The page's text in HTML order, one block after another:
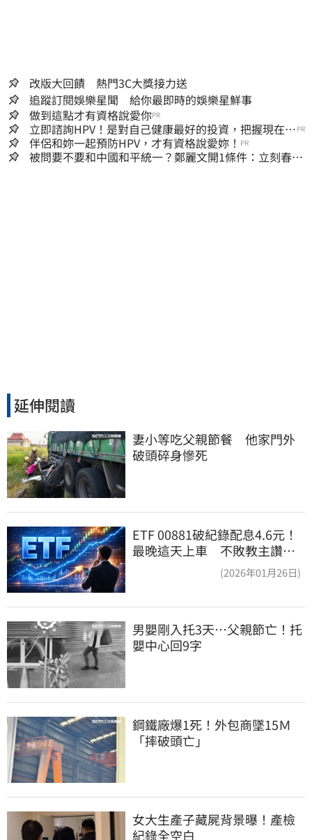
改版大回饋 熱門3C大獎接力送
追蹤訂閱娛樂星聞 給你最即時的娛樂星鮮事
做到這點才有資格說愛你PR
立即諮詢HPV！是對自己健康最好的投資，把握現在不
嫌晚！
PR
伴侶和妳一起預防HPV，才有資格說愛妳！ PR
被問要不要和中國和平統一？鄭麗文開1條件：立刻春暖
延伸閱讀
妻小等吃父親節餐　他家門外
破頭碎身慘死
ETF 00881破紀錄配息4.6元！
最晚這天上車 不敗教主讚：
(2026年01月26日)
男嬰剛入托3天…父親節亡！托
嬰中心回9字
鋼鐵廠爆1死！外包商墜15Ｍ
「摔破頭亡」
女大生產子藏屍背景曝！產檢
紀錄全空白